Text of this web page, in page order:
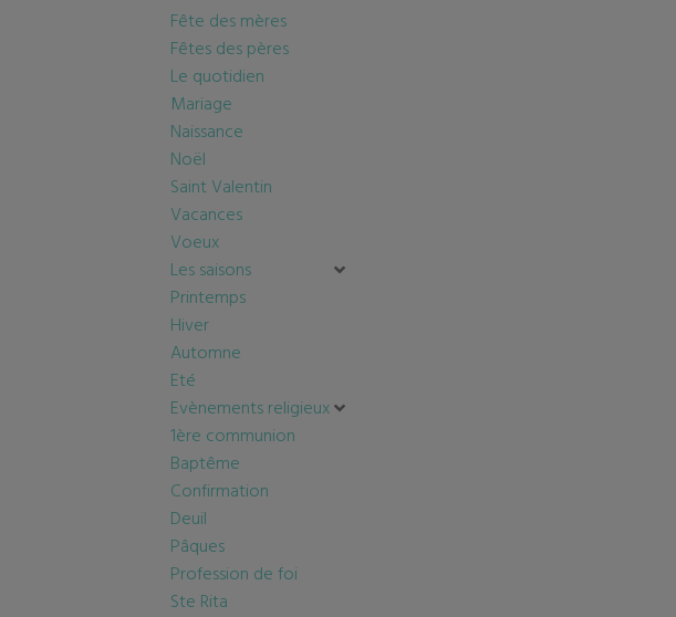
Fête des mères
Fêtes des pères
Le quotidien
Mariage
Naissance
Noël
Saint Valentin
Vacances
Voeux
Les saisons
Printemps
Hiver
Automne
Eté
Evènements religieux
1ère communion
Baptême
Confirmation
Deuil
Pâques
Profession de foi
Ste Rita